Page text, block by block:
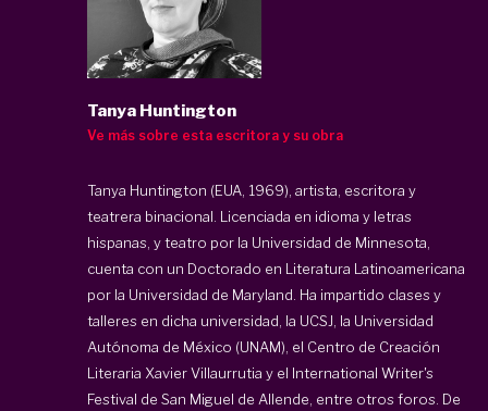
Tanya Huntington
Ve más sobre esta escritora y su obra
Tanya Huntington (EUA, 1969), artista, escritora y
teatrera binacional. Licenciada en idioma y letras
hispanas, y teatro por la Universidad de Minnesota,
cuenta con un Doctorado en Literatura Latinoamericana
por la Universidad de Maryland. Ha impartido clases y
talleres en dicha universidad, la UCSJ, la Universidad
Autónoma de México (UNAM), el Centro de Creación
Literaria Xavier Villaurrutia y el International Writer's
Festival de San Miguel de Allende, entre otros foros. De